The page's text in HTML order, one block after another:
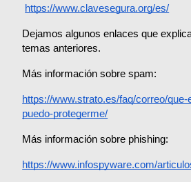
https://www.clavesegura.org/es/
Dejamos algunos enlaces que
temas anteriores.
Más información sobre spam:
https://www.strato.es/faq/correo/
puedo-protegerme/
Más información sobre phishing:
https://www.infospyware.com/